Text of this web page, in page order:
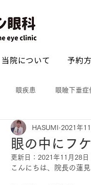
当院について 予約
眼疾患 眼瞼下垂症
眼の中にフ
HASUMI 2021年
更新日： 2021年11月28日
こんにちは、院長の蓮